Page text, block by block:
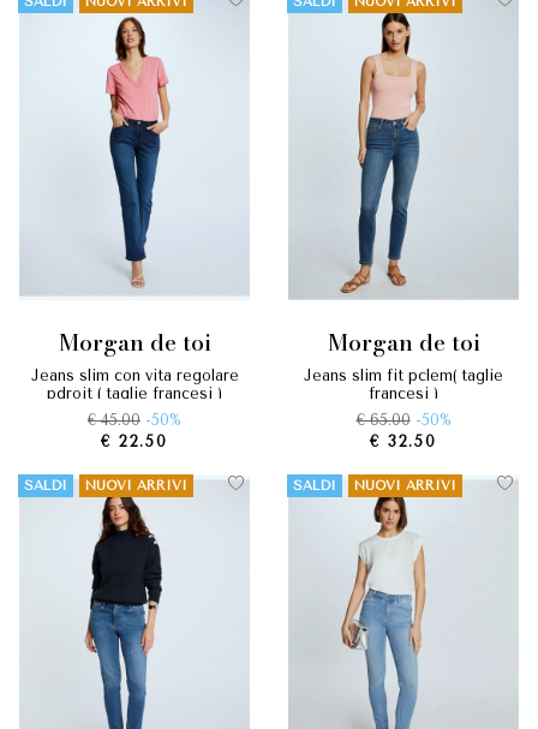
morgan de toi
jeans slim con vita regolare
pdroit ( taglie francesi )
€ 45.00 -50%
€ 22.50
morgan de toi
jeans slim fit pclem( taglie
francesi )
€ 65.00 -50%
€ 32.50
SALDI NUOVI ARRIVI SALDI NUOVI ARRIVI